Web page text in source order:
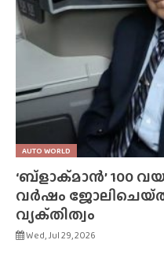
AUTO WORLD
‘ബ്‌ളാക്‌മാൻ’ 100
വർഷം ജോലിചെയ്‌ത്‌
വ്യക്‌തിത്വം
Wed, Jul 29, 2026